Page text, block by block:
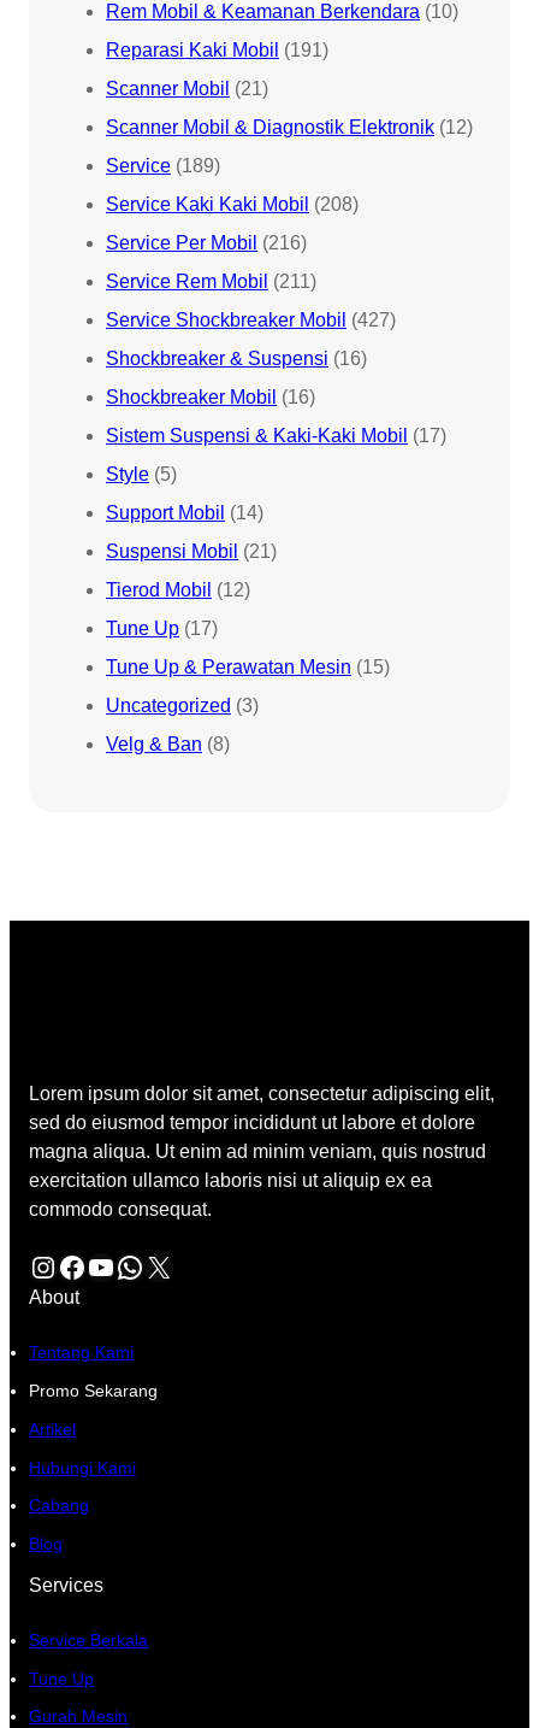
Rem Mobil & Keamanan Berkendara (10)
Reparasi Kaki Mobil (191)
Scanner Mobil (21)
Scanner Mobil & Diagnostik Elektronik (12)
Service (189)
Service Kaki Kaki Mobil (208)
Service Per Mobil (216)
Service Rem Mobil (211)
Service Shockbreaker Mobil (427)
Shockbreaker & Suspensi (16)
Shockbreaker Mobil (16)
Sistem Suspensi & Kaki-Kaki Mobil (17)
Style (5)
Support Mobil (14)
Suspensi Mobil (21)
Tierod Mobil (12)
Tune Up (17)
Tune Up & Perawatan Mesin (15)
Uncategorized (3)
Velg & Ban (8)
Lorem ipsum dolor sit amet, consectetur adipiscing elit,
sed do eiusmod tempor incididunt ut labore et dolore
magna aliqua. Ut enim ad minim veniam, quis nostrud
exercitation ullamco laboris nisi ut aliquip ex ea
commodo consequat.
Instagram Facebook YouTube WhatsApp X
About
Tentang Kami
Promo Sekarang
Artikel
Hubungi Kami
Cabang
Blog
Services
Service Berkala
Tune Up
Gurah Mesin